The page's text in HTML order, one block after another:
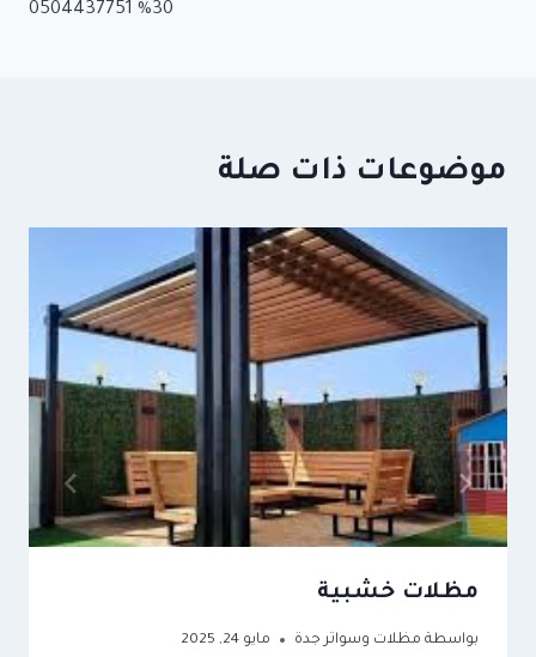
30% 0504437751
موضوعات ذات صلة
مظلات خشبية
بواسطة مظلات وسواتر جدة مايو 24, 2025